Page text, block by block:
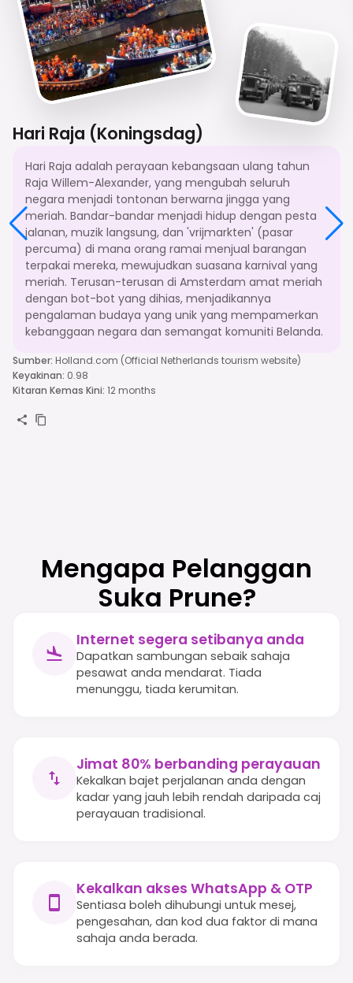
Hari Raja (Koningsdag)
Hari Raja adalah perayaan kebangsaan ulang tahun
Raja Willem-Alexander, yang mengubah seluruh
negara menjadi tontonan berwarna jingga yang
meriah. Bandar-bandar menjadi hidup dengan pesta
jalanan, muzik langsung, dan 'vrijmarkten' (pasar
percuma) di mana orang ramai menjual barangan
terpakai mereka, mewujudkan suasana karnival yang
meriah. Terusan-terusan di Amsterdam amat meriah
dengan bot-bot yang dihias, menjadikannya
pengalaman budaya yang unik yang mempamerkan
kebanggaan negara dan semangat komuniti Belanda.
Sumber: Holland.com (Official Netherlands tourism website)
Keyakinan: 0.98
Kitaran Kemas Kini: 12 months
Mengapa Pelanggan
Suka Prune?
Internet segera setibanya anda
Dapatkan sambungan sebaik sahaja
pesawat anda mendarat. Tiada
menunggu, tiada kerumitan.
Jimat 80% berbanding perayauan
Kekalkan bajet perjalanan anda dengan
kadar yang jauh lebih rendah daripada caj
perayauan tradisional.
Kekalkan akses WhatsApp & OTP
Sentiasa boleh dihubungi untuk mesej,
pengesahan, dan kod dua faktor di mana
sahaja anda berada.